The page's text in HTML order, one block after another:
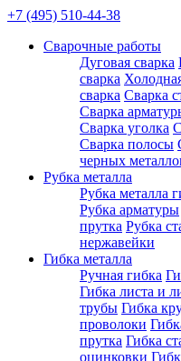
+7 (495) 510-44-38
Сварочные работы
Дуговая сварка
сварка
сварка Сварка
Сварка
Сварка уголка
Сварка полосы
черных
Рубка металла
Рубка металла
Рубка арматуры
прутка Рубка
нержавейки
Гибка металла
Ручная гибка
Гибка листа и
трубы Гибка
проволоки
прутка Гибка
оцинковки